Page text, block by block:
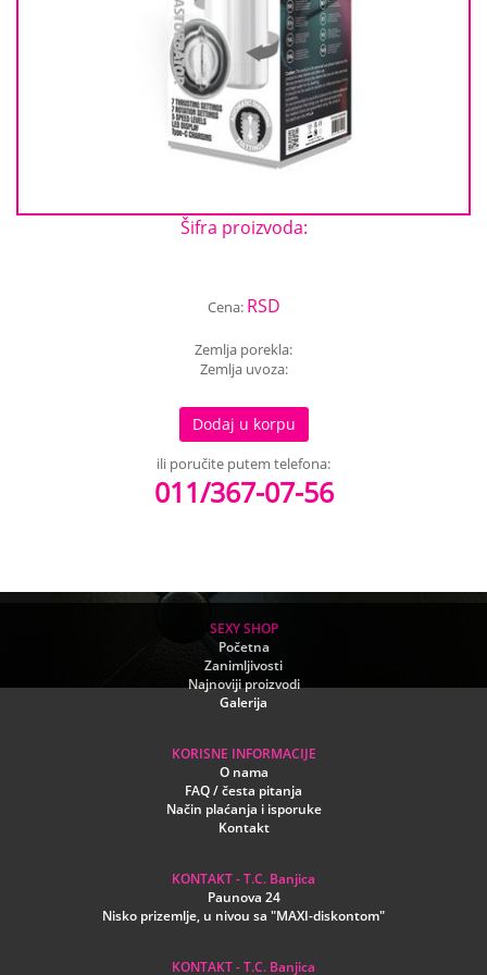
Šifra proizvoda:
Cena: RSD
Zemlja porekla:
Zemlja uvoza:
Dodaj u korpu
ili poručite putem telefona:
011/367-07-56
SEXY SHOP
Početna
Zanimljivosti
Najnoviji proizvodi
Galerija
KORISNE INFORMACIJE
O nama
FAQ / česta pitanja
Način plaćanja i isporuke
Kontakt
KONTAKT - T.C. Banjica
Paunova 24
Nisko prizemlje, u nivou sa "MAXI-diskontom"
KONTAKT - T.C. Banjica